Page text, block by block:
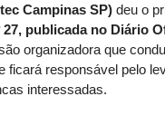
Campinas SP) deu o
27, publicada no Diário
organizadora que
ficará responsável pelo
interessadas.